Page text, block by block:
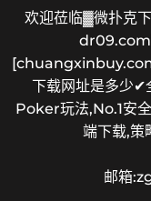
欢迎莅临▓微扑克
下载网址是多少✔
Poker玩法,No.1安
端下载,策
邮箱